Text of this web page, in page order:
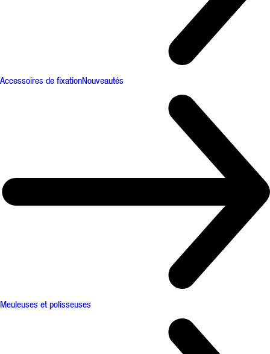
Accessoires de fixationNouveautés
Meuleuses et polisseuses